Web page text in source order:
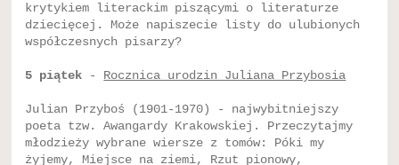
krytykiem literackim piszącymi o literaturze
dziecięcej. Może napiszecie listy do ulubionych
współczesnych pisarzy?
5 piątek - Rocznica urodzin Juliana Przybosia
Julian Przyboś (1901-1970) - najwybitniejszy
poeta tzw. Awangardy Krakowskiej. Przeczytajmy
młodzieży wybrane wiersze z tomów: Póki my
żyjemy, Miejsce na ziemi, Rzut pionowy,